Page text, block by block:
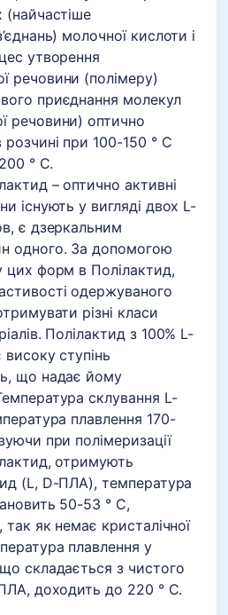
(найчастіше
молочної кислоти і
утворення
речовини (полімеру)
приєднання молекул
речовини) оптично
при 100-150 ° C
° C.
– оптично активні
існують у вигляді двох L-
є дзеркальним
одного. За допомогою
цих форм в Полілактид,
одержуваного
різні класи
Полілактид з 100% L-
ступінь
що надає йому
склування L-
плавлення 170-
при полімеризації
отримують
(L, D-ПЛА), температура
50-53 ° C,
так як немає кристалічної
плавлення у
складається з чистого
доходить до 220 ° C.